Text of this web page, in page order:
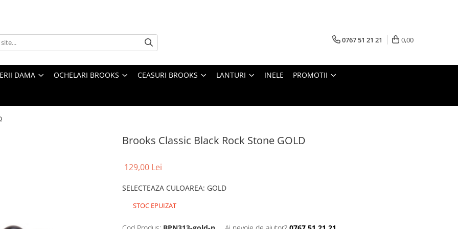
0767 51 21 21 0,00
DAMA OCHELARI BROOKS CEASURI BROOKS LANTURI INELE PROMOTII
Brooks Classic Black Rock Stone GOLD
129,00 Lei
SELECTEAZA CULOAREA: GOLD
STOC EPUIZAT